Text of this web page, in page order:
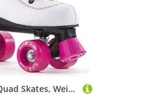
SFR Vision II Quad Skates, Weiß / Rosa - 35.5